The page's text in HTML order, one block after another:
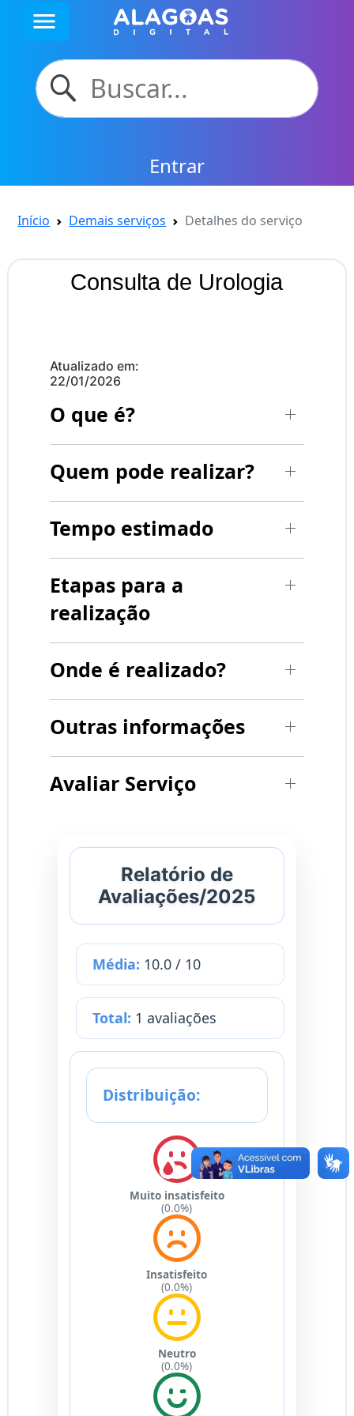
menu
Entrar
Início Demais serviços Detalhes do serviço
Consulta de Urologia
Atualizado em:
22/01/2026
O que é?
Quem pode realizar?
Tempo estimado
Etapas para a
realização
Onde é realizado?
Outras informações
Avaliar Serviço
Relatório de
Avaliações/2025
Média: 10.0 / 10
Total: 1 avaliações
Distribuição:
Muito insatisfeito
(0.0%)
Insatisfeito
(0.0%)
Neutro
(0.0%)